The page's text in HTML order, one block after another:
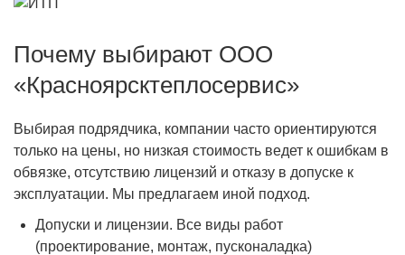
Почему выбирают ООО
«Красноярсктеплосервис»
Выбирая подрядчика, компании часто ориентируются
только на цены, но низкая стоимость ведет к ошибкам в
обвязке, отсутствию лицензий и отказу в допуске к
эксплуатации. Мы предлагаем иной подход.
Допуски и лицензии. Все виды работ
(проектирование, монтаж, пусконаладка)